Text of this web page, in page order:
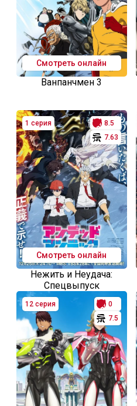
Смотреть онлайн
Ванпанчмен 3
1 серия
8.5
7.63
Смотреть онлайн
Нежить и Неудача:
Спецвыпуск
12 серия
0
7.5